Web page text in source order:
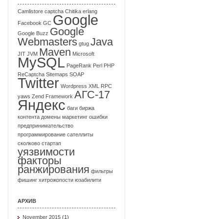
Camlistore captcha Chitika erlang
Facebook GC Google
Google Buzz Google
Webmasters gtug Java
JIT JVM Maven Microsoft
MySQL PageRank Perl PHP
ReCaptcha Sitemaps SOAP
Twitter Wordpress XML RPC
yaws Zend Framework АГС-17
Яндекс баги биржа
контента домены маркетинг ошибки
предпринимательство
программирование сателлиты
сколково стартап
уязвимости
факторы
ранжирования фильтры
фишинг хитрожопости юзабилити
АРХИВ
November 2015 (1)